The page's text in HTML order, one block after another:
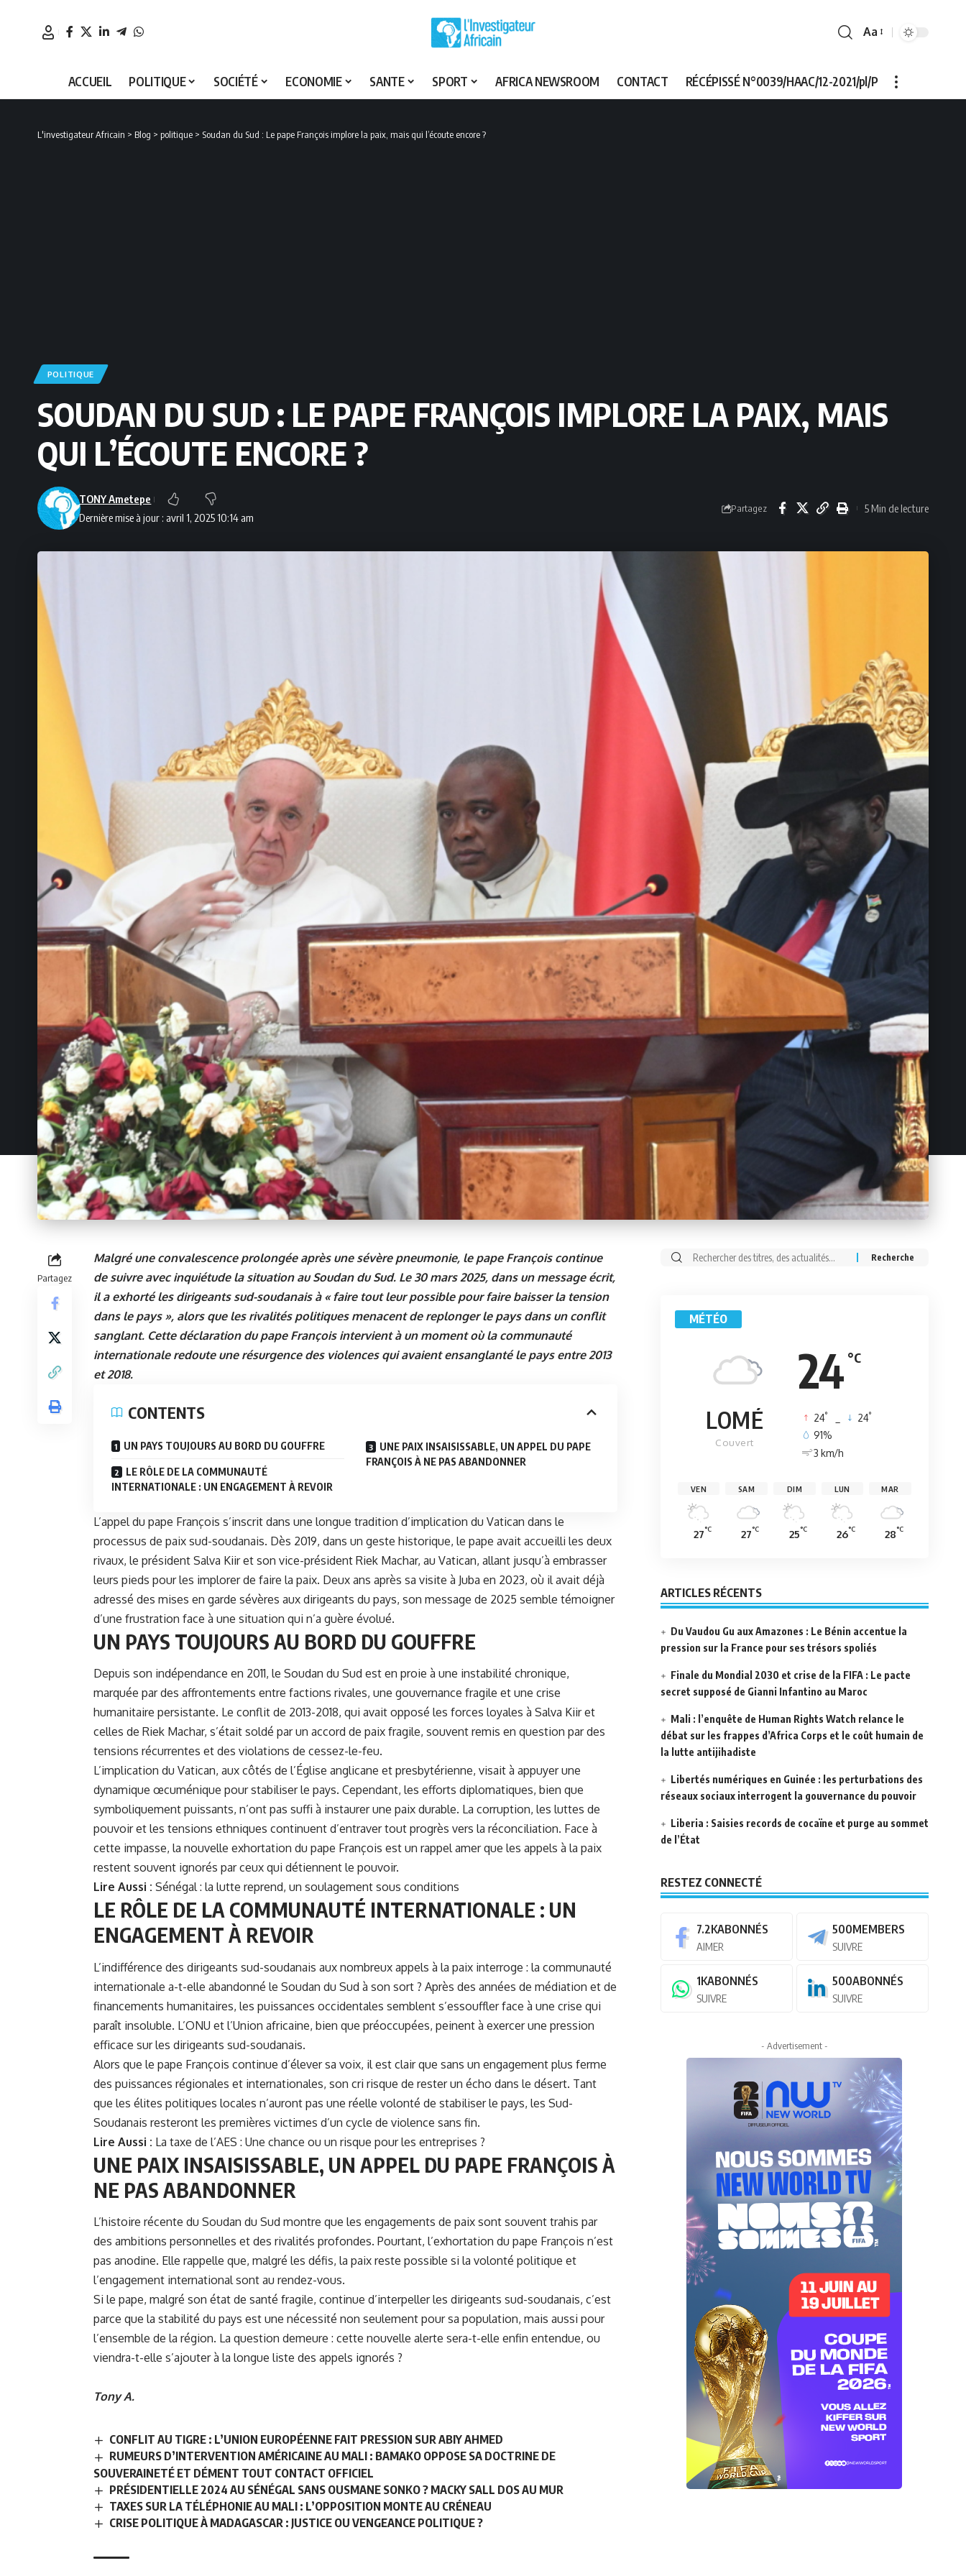
Font
Aa
ACCUEIL POLITIQUE SOCIÉTÉ ECONOMIE SANTE SPORT AFRICA NEWSROOM CONTACT RÉCÉPISSÉ N°0039/HAAC/12-2021/pl/P
L'investigateur Africain > Blog > politique > Soudan du Sud : Le pape François implore la paix, mais qui l’écoute encore ?
POLITIQUE
SOUDAN DU SUD : LE PAPE FRANÇOIS IMPLORE LA PAIX, MAIS
QUI L’ÉCOUTE ENCORE ?
Dernière mise à jour : avril 1, 2025 10:14 am
TONY Ametepe
Partagez 5 Min de lecture
Partagez
Malgré une convalescence prolongée après une sévère pneumonie, le pape François continue
de suivre avec inquiétude la situation au Soudan du Sud. Le 30 mars 2025, dans un message écrit,
il a exhorté les dirigeants sud-soudanais à « faire tout leur possible pour faire baisser la tension
dans le pays », alors que les rivalités politiques menacent de replonger le pays dans un conflit
sanglant. Cette déclaration du pape François intervient à un moment où la communauté
internationale redoute une résurgence des violences qui avaient ensanglanté le pays entre 2013
et 2018.
CONTENTS
UN PAYS TOUJOURS AU BORD DU GOUFFRE
LE RÔLE DE LA COMMUNAUTÉ
INTERNATIONALE : UN ENGAGEMENT À REVOIR
UNE PAIX INSAISISSABLE, UN APPEL DU PAPE
FRANÇOIS À NE PAS ABANDONNER
L’appel du pape François s’inscrit dans une longue tradition d’implication du Vatican dans le
processus de paix sud-soudanais. Dès 2019, dans un geste historique, le pape avait accueilli les deux
rivaux, le président Salva Kiiret son vice-président Riek Machar, au Vatican, allant jusqu’à embrasser
leurs pieds pour les implorer de faire la paix. Deux ans après sa visite à Juba en 2023, où il avait déjà
adressé des mises en garde sévères aux dirigeants du pays, son message de 2025 semble témoigner
d’une frustration face à une situation qui n’a guère évolué.
UN PAYS TOUJOURS AU BORD DU GOUFFRE
Depuis son indépendance en 2011, le Soudan du Sud est en proie à une instabilité chronique,
marquée par des affrontements entre factions rivales, une gouvernance fragile et une crise
humanitaire persistante. Le conflit de 2013-2018, qui avait opposé les forces loyales à Salva Kiir et
celles de Riek Machar, s’était soldé par un accord de paix fragile, souvent remis en question par des
tensions récurrentes et des violations de cessez-le-feu.
L’implication du Vatican, aux côtés de l’Église anglicane et presbytérienne, visait à appuyer une
dynamique œcuménique pour stabiliser le pays. Cependant, les efforts diplomatiques, bien que
symboliquement puissants, n’ont pas suffi à instaurer une paix durable. La corruption, les luttes de
pouvoir et les tensions ethniques continuent d’entraver tout progrès vers la réconciliation. Face à
cette impasse, la nouvelle exhortation du pape François est un rappel amer que les appels à la paix
restent souvent ignorés par ceux qui détiennent le pouvoir.
Lire Aussi : Sénégal : la lutte reprend, un soulagement sous conditions
LE RÔLE DE LA COMMUNAUTÉ INTERNATIONALE : UN
ENGAGEMENT À REVOIR
L’indifférence des dirigeants sud-soudanais aux nombreux appels à la paix interroge : la communauté
internationale a-t-elle abandonné le Soudan du Sud à son sort ? Après des années de médiation et de
financements humanitaires, les puissances occidentales semblent s’essouffler face à une crise qui
paraît insoluble. L’ONU et l’Union africaine, bien que préoccupées, peinent à exercer une pression
efficace sur les dirigeants sud-soudanais.
Alors que le pape François continue d’élever sa voix, il est clair que sans un engagement plus ferme
des puissances régionales et internationales, son cri risque de rester un écho dans le désert. Tant
que les élites politiques locales n’auront pas une réelle volonté de stabiliser le pays, les Sud-
Soudanais resteront les premières victimes d’un cycle de violence sans fin.
Lire Aussi : La taxe de l’AES : Une chance ou un risque pour les entreprises ?
UNE PAIX INSAISISSABLE, UN APPEL DU PAPE FRANÇOIS À
NE PAS ABANDONNER
L’histoire récente du Soudan du Sud montre que les engagements de paix sont souvent trahis par
des ambitions personnelles et des rivalités profondes. Pourtant, l’exhortation du pape François n’est
pas anodine. Elle rappelle que, malgré les défis, la paix reste possible si la volonté politique et
l’engagement international sont au rendez-vous.
Si le pape, malgré son état de santé fragile, continue d’interpeller les dirigeants sud-soudanais, c’est
parce que la stabilité du pays est une nécessité non seulement pour sa population, mais aussi pour
l’ensemble de la région. La question demeure : cette nouvelle alerte sera-t-elle enfin entendue, ou
viendra-t-elle s’ajouter à la longue liste des appels ignorés ?
Tony A.
CONFLIT AU TIGRE : L’UNION EUROPÉENNE FAIT PRESSION SUR ABIY AHMED
RUMEURS D’INTERVENTION AMÉRICAINE AU MALI : BAMAKO OPPOSE SA DOCTRINE DE
SOUVERAINETÉ ET DÉMENT TOUT CONTACT OFFICIEL
PRÉSIDENTIELLE 2024 AU SÉNÉGAL SANS OUSMANE SONKO ? MACKY SALL DOS AU MUR
TAXES SUR LA TÉLÉPHONIE AU MALI : L’OPPOSITION MONTE AU CRÉNEAU
CRISE POLITIQUE À MADAGASCAR : JUSTICE OU VENGEANCE POLITIQUE ?
Rechercher:
MÉTÉO
24 °C
LOMÉ
Couvert
24° 24°
91%
3 km/h
VEN
27°C
SAM
27°C
DIM
25°C
LUN
26°C
MAR
28°C
ARTICLES RÉCENTS
Du Vaudou Gu aux Amazones : Le Bénin accentue la
pression sur la France pour ses trésors spoliés
Finale du Mondial 2030 et crise de la FIFA : Le pacte
secret supposé de Gianni Infantino au Maroc
Mali : l’enquête de Human Rights Watch relance le
débat sur les frappes d’Africa Corps et le coût humain de
la lutte antijihadiste
Libertés numériques en Guinée : les perturbations des
réseaux sociaux interrogent la gouvernance du pouvoir
Liberia : Saisies records de cocaïne et purge au sommet
de l’État
RESTEZ CONNECTÉ
7.2KABONNÉS
AIMER
500MEMBERS
SUIVRE
1KABONNÉS
SUIVRE
500ABONNÉS
SUIVRE
- Advertisement -